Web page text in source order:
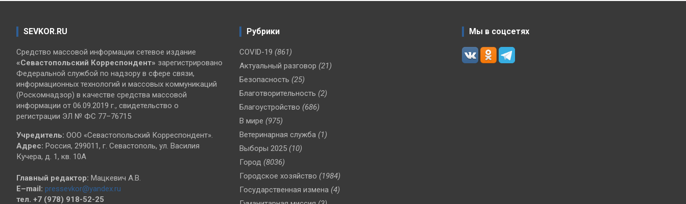
SEVKOR.RU
Средство массовой информации сетевое издание
«Севастопольский Корреспондент» зарегистрировано
Федеральной службой по надзору в сфере связи,
информационных технологий и массовых коммуникаций
(Роскомнадзор) в качестве средства массовой
информации от 06.09.2019 г., свидетельство о
регистрации ЭЛ № ФС 77–76715
Учредитель: ООО «Севастопольский Корреспондент».
Адрес: Россия, 299011, г. Севастополь, ул. Василия
Кучера, д. 1, кв. 10А
Главный редактор: Мацкевич А.В.
E–mail: pressevkor@yandex.ru
тел. +7 (978) 918-52-25
Рубрики
COVID-19 (861)
Актуальный разговор (21)
Безопасность (25)
Благотворительность (2)
Благоустройство (686)
В мире (975)
Ветеринарная служба (1)
Выборы 2025 (10)
Город (8036)
Городское хозяйство (1984)
Государственная измена (4)
Мы в соцсетях